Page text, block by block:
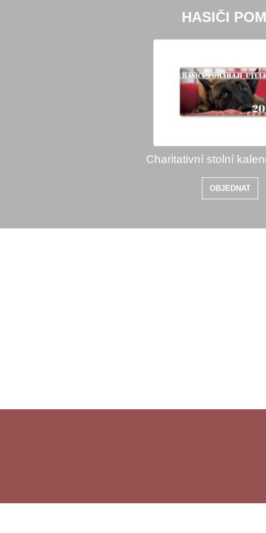
HASIČI
Charitativní stolní
OBJEDNAT